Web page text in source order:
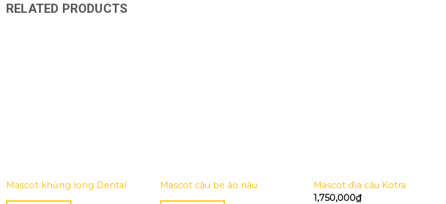
RELATED PRODUCTS
Mascot khủng long Dental Mascot cậu bé áo nâu
Mascot địa cầu Kotra
1,750,000₫